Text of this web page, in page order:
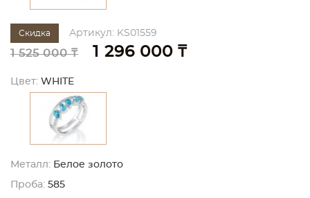
Скидка Артикул: KS01559
1 525 000 ₸ 1 296 000 ₸
Цвет: WHITE
Металл: Белое золото
Проба: 585